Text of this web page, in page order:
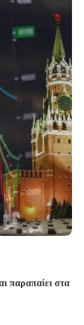
παραπαίει στα